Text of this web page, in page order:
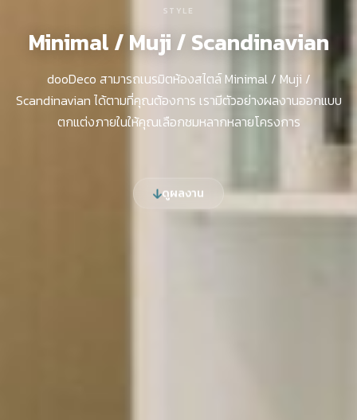
STYLE
Minimal / Muji / Scandinavian
dooDeco สามารถเนรมิตห้องสไตล์ Minimal / Muji /
Scandinavian ได้ตามที่คุณต้องการ เรามีตัวอย่างผลงานออกแบบ
ตกแต่งภายในให้คุณเลือกชมหลากหลายโครงการ
ดูผลงาน